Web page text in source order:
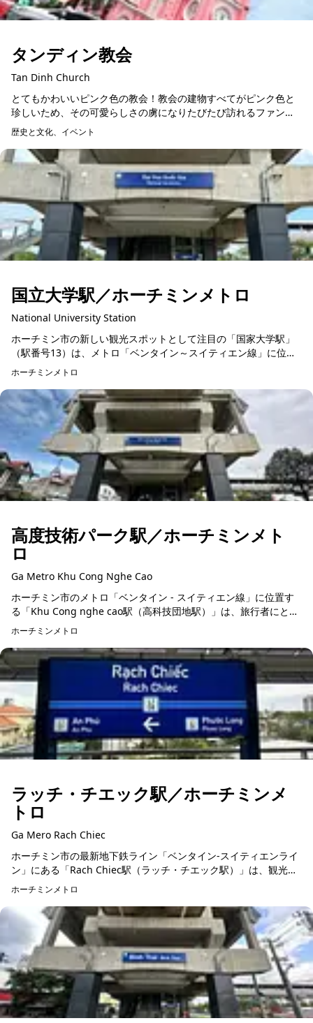
タンディン教会
Tan Dinh Church
とてもかわいいピンク色の教会！教会の建物すべてがピンク色と
珍しいため、その可愛らしさの虜になりたびたび訪れるファンも
多くいます！鮮やかな色合いから、近年、ホーチミンのインスタ
映えスポットとしても...
歴史と文化、イベント
国立大学駅／ホーチミンメトロ
National University Station
ホーチミン市の新しい観光スポットとして注目の「国家大学駅」
（駅番号13）は、メトロ「ベンタイン～スイティエン線」に位置
する広々とした快適な駅です。全長137.5メートル、幅22メート
ル、高さ19...
ホーチミンメトロ
高度技術パーク駅／ホーチミンメト
ロ
Ga Metro Khu Cong Nghe Cao
ホーチミン市のメトロ「ベンタイン - スイティエン線」に位置す
る「Khu Cong nghe cao駅（高科技団地駅）」は、旅行者にとっ
て便利なロケーションと充実した設備を誇る駅です。長さ137...
ホーチミンメトロ
ラッチ・チエック駅／ホーチミンメ
トロ
Ga Mero Rach Chiec
ホーチミン市の最新地下鉄ライン「ベンタイン-スイティエンライ
ン」にある「Rach Chiec駅（ラッチ・チエック駅）」は、観光客
の注目を集める新たなランドマークです。全長137.5メートル、幅
2...
ホーチミンメトロ